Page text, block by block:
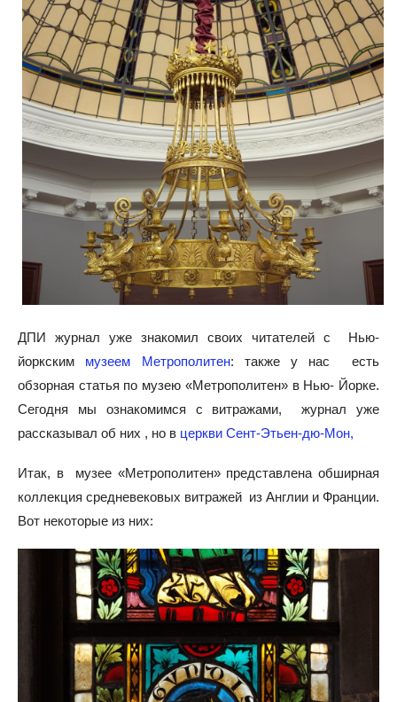
ДПИ журнал уже знакомил своих читателей с Нью-
йоркским музеем Метрополитен: также у нас есть
обзорная статья по музею «Метрополитен» в Нью- Йорке.
Сегодня мы ознакомимся с витражами, журнал уже
рассказывал об них , но в церкви Сент-Этьен-дю-Мон,
Итак, в музее «Метрополитен» представлена обширная
коллекция средневековых витражей из Англии и Франции.
Вот некоторые из них: